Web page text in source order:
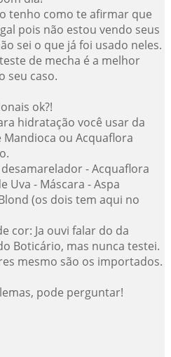
tenho como te afirmar que
pois não estou vendo seus
sei o que já foi usado neles.
de mecha é a melhor
seu caso.
ok?!
hidratação você usar da
Mandioca ou Acquaflora
- Acquaflora
Uva - Máscara - Aspa
(os dois tem aqui no
cor: Ja ouvi falar do da
Boticário, mas nunca testei.
mesmo são os importados.
pode perguntar!